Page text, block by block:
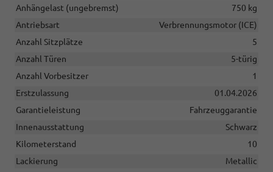
Anhängelast (ungebremst)
750 kg
Antriebsart
Verbrennungsmotor (ICE)
Anzahl Sitzplätze
5
Anzahl Türen
5-türig
Anzahl Vorbesitzer
1
Erstzulassung
01.04.2026
Garantieleistung
Fahrzeuggarantie
Innenausstattung
Schwarz
Kilometerstand
10
Lackierung
Metallic